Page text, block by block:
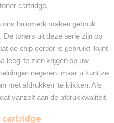
cartridge.
ons huismerk maken gebruik
De toners uit deze serie zijn op
de chip eerder is gebruikt, kunt
leeg' te zien krijgen op uw
negeren, maar u kunt ze
met afdrukken' te klikken. Als
vanzelf aan de afdrukkwaliteit.
cartridge